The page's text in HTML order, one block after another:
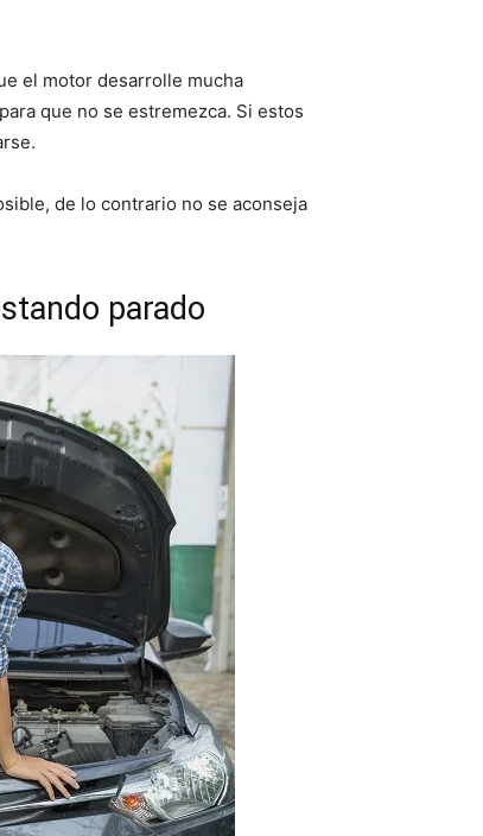
el motor desarrolle mucha
que no se estremezca. Si estos
de lo contrario no se aconseja
parado